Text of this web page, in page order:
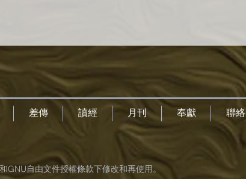
差傳 讀經 月刊 奉獻 聯絡
自由文件授權條款下修改和再使用。